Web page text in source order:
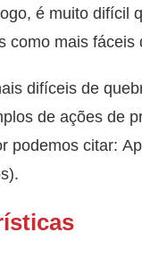
é muito difícil
como mais
difíceis de
de ações de
podemos citar: